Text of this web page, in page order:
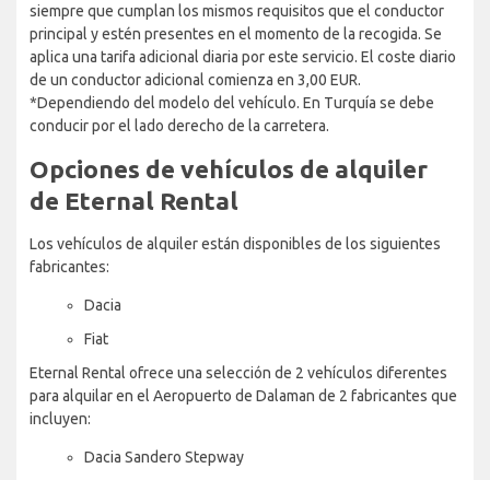
siempre que cumplan los mismos requisitos que el conductor
principal y estén presentes en el momento de la recogida. Se
aplica una tarifa adicional diaria por este servicio. El coste diario
de un conductor adicional comienza en 3,00 EUR.
*Dependiendo del modelo del vehículo. En Turquía se debe
conducir por el lado derecho de la carretera.
Opciones de vehículos de alquiler
de Eternal Rental
Los vehículos de alquiler están disponibles de los siguientes
fabricantes:
Dacia
Fiat
Eternal Rental ofrece una selección de 2 vehículos diferentes
para alquilar en el Aeropuerto de Dalaman de 2 fabricantes que
incluyen:
Dacia Sandero Stepway